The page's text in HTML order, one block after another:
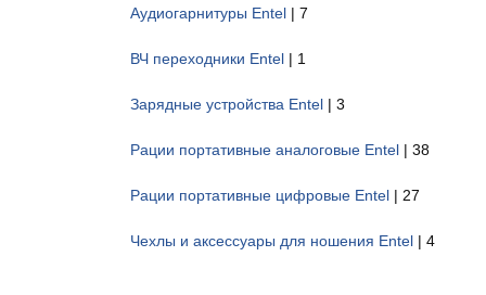
Аудиогарнитуры Entel | 7
ВЧ переходники Entel | 1
Зарядные устройства Entel | 3
Рации портативные аналоговые Entel | 38
Рации портативные цифровые Entel | 27
Чехлы и аксессуары для ношения Entel | 4